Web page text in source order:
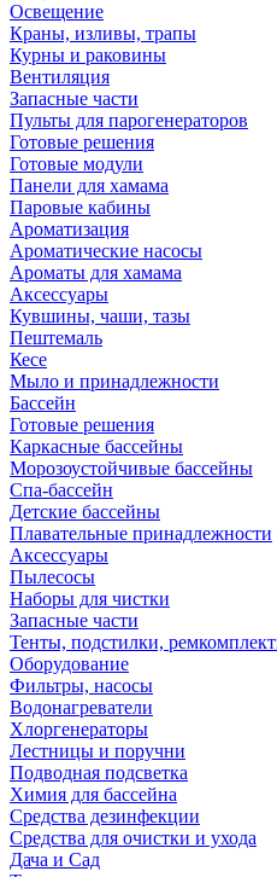
Освещение
Краны, изливы, трапы
Курны и раковины
Вентиляция
Запасные части
Пульты для парогенераторов
Готовые решения
Готовые модули
Панели для хамама
Паровые кабины
Ароматизация
Ароматические насосы
Ароматы для хамама
Аксессуары
Кувшины, чаши, тазы
Пештемаль
Кесе
Мыло и принадлежности
Бассейн
Готовые решения
Каркасные бассейны
Морозоустойчивые бассейны
Спа-бассейн
Детские бассейны
Плавательные принадлежности
Аксессуары
Пылесосы
Наборы для чистки
Запасные части
Тенты, подстилки,
Оборудование
Фильтры, насосы
Водонагреватели
Хлоргенераторы
Лестницы и поручни
Подводная подсветка
Химия для бассейна
Средства дезинфекции
Средства для очистки и ухода
Дача и Сад